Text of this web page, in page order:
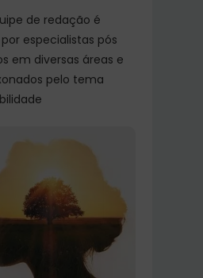
de redação é
especialistas pós
em diversas áreas e
pelo tema